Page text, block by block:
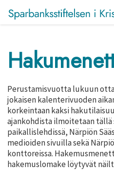
Perustamisvuotta lukuun
jokaisen kalenterivuoden
korkeintaan kaksi
ajankohdista ilmoitetaan
paikallislehdissä, Närpiön
medioiden sivuilla sekä
konttoreissa.
hakemuslomake löytyvät